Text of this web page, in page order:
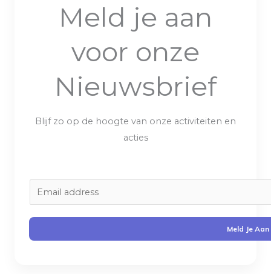
Meld je aan
voor onze
Nieuwsbrief
Blijf zo op de hoogte van onze activiteiten en
acties
m
a
i
Meld Je Aan